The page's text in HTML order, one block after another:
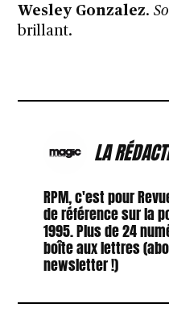
Wesley Gonzalez.
brillant.
LA
RPM, c'est pour
de référence sur la
1995. Plus de 24
boîte aux lettres
newsletter !)